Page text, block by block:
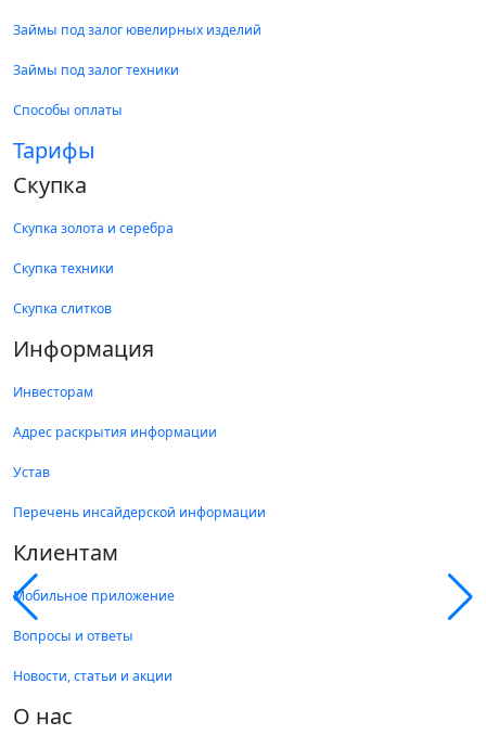
Займы под залог ювелирных изделий
Займы под залог техники
Способы оплаты
Тарифы
Скупка
Скупка золота и серебра
Скупка техники
Скупка слитков
Информация
Инвесторам
Адрес раскрытия информации
Устав
Перечень инсайдерской информации
Клиентам
Мобильное приложение
Вопросы и ответы
Новости, статьи и акции
О нас